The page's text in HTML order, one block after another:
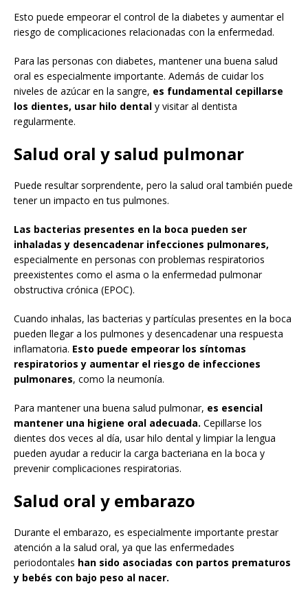
Esto puede empeorar el control de la diabetes y aumentar el
riesgo de complicaciones relacionadas con la enfermedad.
Para las personas con diabetes, mantener una buena salud
oral es especialmente importante. Además de cuidar los
niveles de azúcar en la sangre, es fundamental cepillarse
los dientes, usar hilo dental y visitar al dentista
regularmente.
Salud oral y salud pulmonar
Puede resultar sorprendente, pero la salud oral también puede
tener un impacto en tus pulmones.
Las bacterias presentes en la boca pueden ser
inhaladas y desencadenar infecciones pulmonares,
especialmente en personas con problemas respiratorios
preexistentes como el asma o la enfermedad pulmonar
obstructiva crónica (EPOC).
Cuando inhalas, las bacterias y partículas presentes en la boca
pueden llegar a los pulmones y desencadenar una respuesta
inflamatoria. Esto puede empeorar los síntomas
respiratorios y aumentar el riesgo de infecciones
pulmonares, como la neumonía.
Para mantener una buena salud pulmonar, es esencial
mantener una higiene oral adecuada. Cepillarse los
dientes dos veces al día, usar hilo dental y limpiar la lengua
pueden ayudar a reducir la carga bacteriana en la boca y
prevenir complicaciones respiratorias.
Salud oral y embarazo
Durante el embarazo, es especialmente importante prestar
atención a la salud oral, ya que las enfermedades
periodontales han sido asociadas con partos prematuros
y bebés con bajo peso al nacer.